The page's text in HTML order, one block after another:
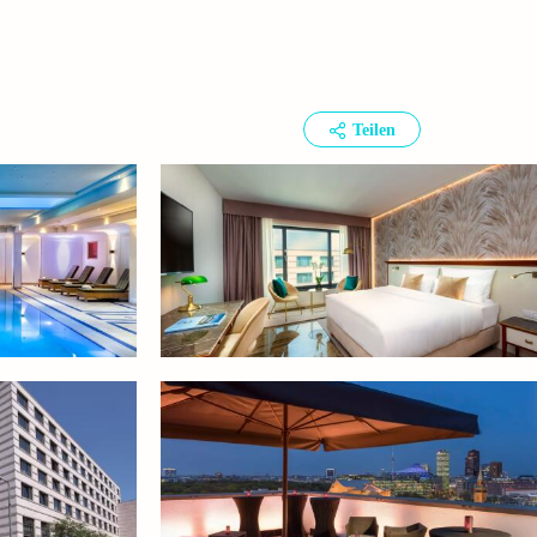
Teilen